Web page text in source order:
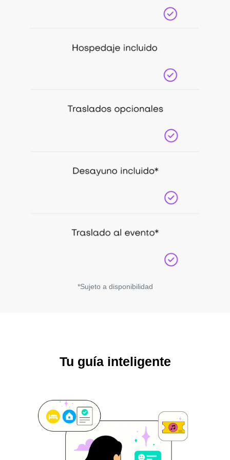
*Sujeto a disponibilidad
Tu guía inteligente